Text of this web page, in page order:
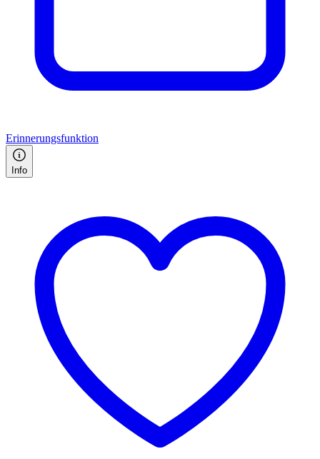
Erinnerungsfunktion
Info